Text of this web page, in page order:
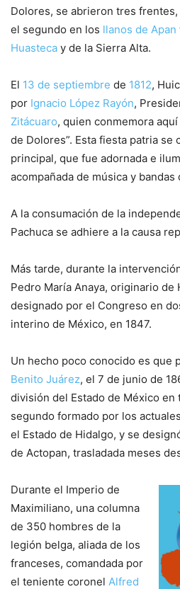
Dolores, se abrieron tres
el segundo en los llanos de Apan
Huasteca y de la Sierra Alta.
El 13 de septiembre de 1812,
por Ignacio López Rayón,
Zitácuaro, quien conmemora
de Dolores”. Esta fiesta patria se
principal, que fue adornada e
acompañada de música y bandas
A la consumación de la
Pachuca se adhiere a la causa
Más tarde, durante la
Pedro María Anaya, originario de
designado por el Congreso en
interino de México, en 1847.
Un hecho poco conocido es que
Benito Juárez, el 7 de junio de
división del Estado de México
segundo formado por los
el Estado de Hidalgo, y se
de Actopan, trasladada meses
Durante el Imperio de
Maximiliano, una columna
de 350 hombres de la
legión belga, aliada de los
franceses, comandada por
el teniente coronel Alfred